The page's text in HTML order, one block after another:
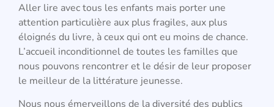
Aller lire avec tous les enfants mais porter une
attention particulière aux plus fragiles, aux plus
éloignés du livre, à ceux qui ont eu moins de chance.
L’accueil inconditionnel de toutes les familles que
nous pouvons rencontrer et le désir de leur proposer
le meilleur de la littérature jeunesse.
Nous nous émerveillons de la diversité des publics